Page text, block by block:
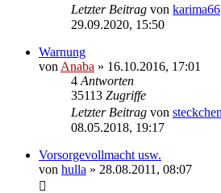
Letzter Beitrag von karima66
29.09.2020, 15:50
Warnung
von Anaba » 16.10.2016, 17:01
4 Antworten
35113 Zugriffe
Letzter Beitrag von steckchen
08.05.2018, 19:17
Vorsorgevollmacht usw.
von hulla » 28.08.2011, 08:07